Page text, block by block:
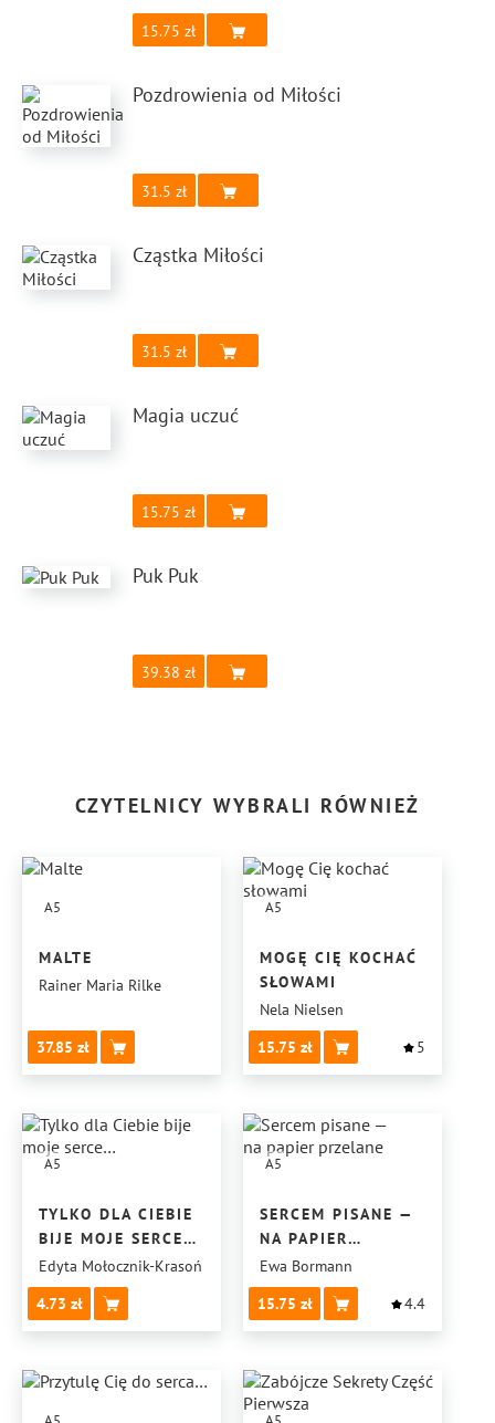
15.75
Pozdrowienia od Miłości
31.5
Cząstka Miłości
31.5
Magia uczuć
15.75
Puk Puk
39.38
CZYTELNICY WYBRALI RÓWNIEŻ
A5
MALTE
Rainer Maria Rilke
37.85
A5
MOGĘ CIĘ KOCHAĆ
SŁOWAMI
Nela Nielsen
15.75
5
A5
TYLKO DLA CIEBIE
BIJE MOJE SERCE…
Edyta Mołocznik-Krasoń
4.73
A5
SERCEM PISANE —
NA PAPIER
PRZELANE
Ewa Bormann
15.75
4.4